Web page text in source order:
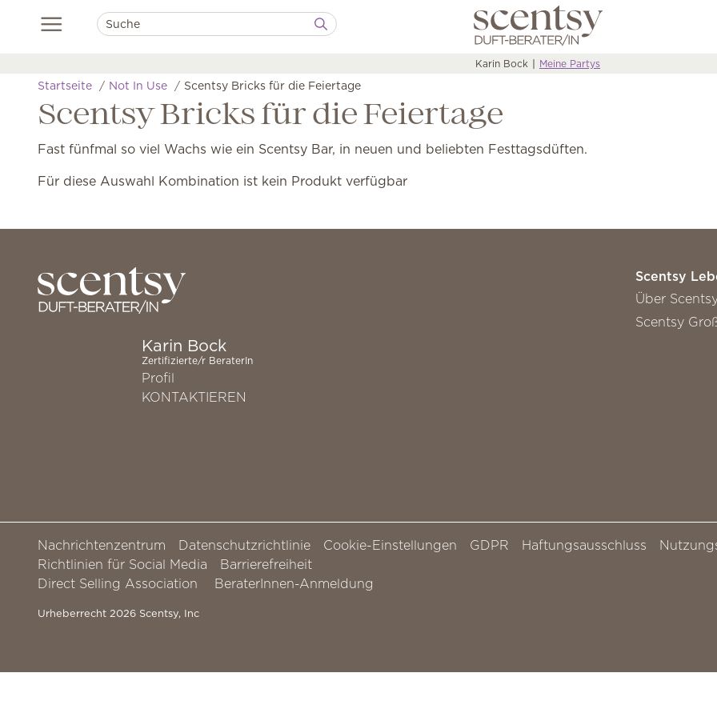
Karin Bock Meine Partys
Startseite Not In Use Scentsy Bricks für die Feiertage
Scentsy Bricks für die Feiertage
Fast fünfmal so viel Wachs wie ein Scentsy Bar, in neuen und beliebten Festtagsdüften.
Für diese Auswahl Kombination ist kein Produkt verfügbar
Karin Bock
Zertifizierte/r BeraterIn
Profil
KONTAKTIEREN
Scentsy
Über
Scentsy
Nachrichtenzentrum Datenschutzrichtlinie Cookie-Einstellungen GDPR Haftungsausschluss
Richtlinien für Social Media
Barrierefreiheit
Direct Selling Association
BeraterInnen-Anmeldung
Urheberrecht 2026 Scentsy, Inc